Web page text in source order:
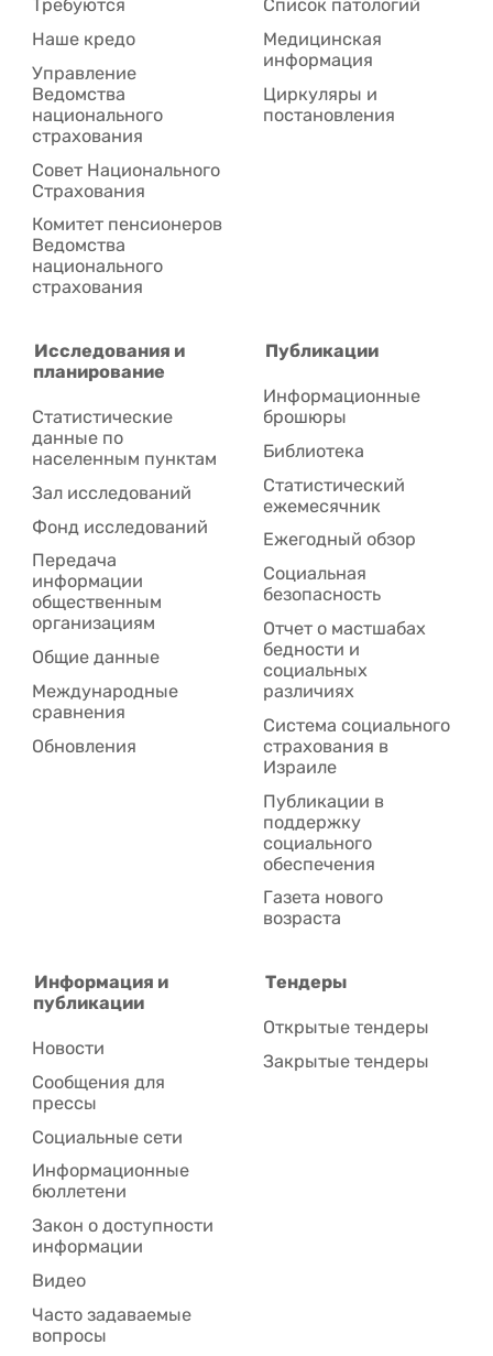
Требуются
Наше кредо
Управление
Ведомства
национального
страхования
Совет Национального
Cтрахования
Комитет пенсионеров
Ведомства
национального
страхования
Список патологий
Медицинская
информация
Циркуляры и
постановления
Исследования и
планирование
Статистические
данные по
населенным пунктам
Зал исследований
Фонд исследований
Передача
информации
общественным
организациям
Общие данные
Международные
сравнения
Обновления
Публикации
Информационные
брошюры
Библиотека
Статистический
ежемесячник
Ежегодный обзор
Социальная
безопасность
Отчет о мастшабах
бедности и
социальных
различиях
Система социального
страхования в
Израиле
Публикации в
поддержку
социального
обеспечения
Газета нового
возраста
Информация и
публикации
Новости
Сообщения для
прессы
Социальные сети
Информационные
бюллетени
Закон о доступности
информации
Видео
Часто задаваемые
вопросы
Тендеры
Открытые тендеры
Закрытые тендеры